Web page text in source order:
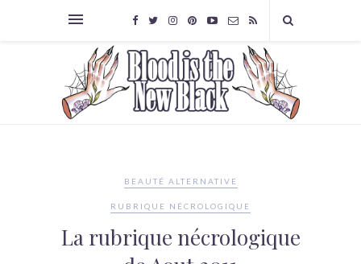
BEAUTÉ ALTERNATIVE
RUBRIQUE NÉCROLOGIQUE
La rubrique nécrologique